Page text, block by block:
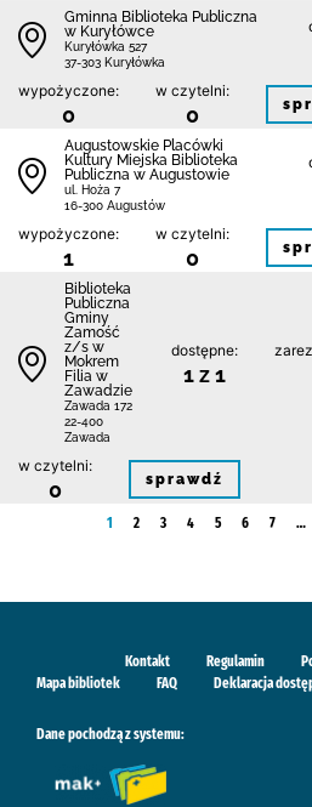
Gminna Biblioteka Publiczna
w Kuryłówce
Kuryłówka 527
37-303 Kuryłówka
wypożyczone:
0
w czytelni:
0
Augustowskie Placówki
Kultury Miejska Biblioteka
Publiczna w Augustowie
ul. Hoża 7
16-300 Augustów
wypożyczone:
1
w czytelni:
0
Biblio­teka
Publiczna
Gminy
Zamość
z/s w
Mokrem
Filia w
Zawadzie
Zawada 172
22-400
Zawada
dostępne:
1 z 1
w czytelni:
0 sprawdź
1 2 3 4 5 6 7 …
Kontakt Regulamin
Mapa bibliotek
FAQ Deklaracja
Dane pochodzą z systemu: